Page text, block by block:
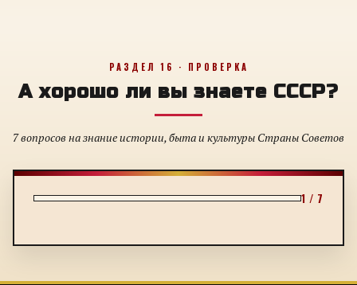
РАЗДЕЛ 16 · ПРОВЕРКА
А хорошо ли вы знаете СССР?
7 вопросов на знание истории, быта и культуры Страны Советов
1 / 7